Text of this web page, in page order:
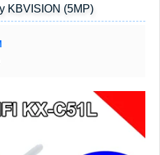
KBVISION (5MP)